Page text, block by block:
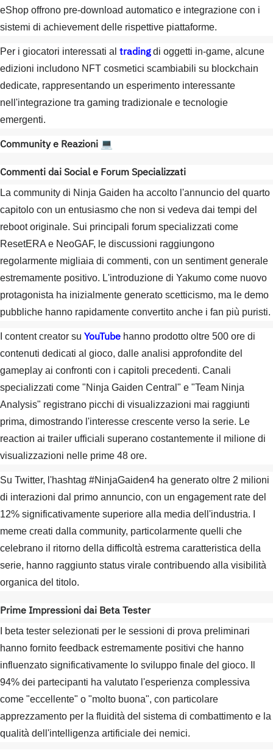
eShop offrono pre-download automatico e integrazione con i
sistemi di achievement delle rispettive piattaforme.
Per i giocatori interessati al tradingdi oggetti in-game, alcune
edizioni includono NFT cosmetici scambiabili su blockchain
dedicate, rappresentando un esperimento interessante
nell'integrazione tra gaming tradizionale e tecnologie
emergenti.
Community e Reazioni 💻
Commenti dai Social e Forum Specializzati
La community di Ninja Gaiden ha accolto l'annuncio del quarto
capitolo con un entusiasmo che non si vedeva dai tempi del
reboot originale. Sui principali forum specializzati come
ResetERA e NeoGAF, le discussioni raggiungono
regolarmente migliaia di commenti, con un sentiment generale
estremamente positivo. L'introduzione di Yakumo come nuovo
protagonista ha inizialmente generato scetticismo, ma le demo
pubbliche hanno rapidamente convertito anche i fan più puristi.
I content creator su YouTube hanno prodotto oltre 500 ore di
contenuti dedicati al gioco, dalle analisi approfondite del
gameplay ai confronti con i capitoli precedenti. Canali
specializzati come "Ninja Gaiden Central" e "Team Ninja
Analysis" registrano picchi di visualizzazioni mai raggiunti
prima, dimostrando l'interesse crescente verso la serie. Le
reaction ai trailer ufficiali superano costantemente il milione di
visualizzazioni nelle prime 48 ore.
Su Twitter, l'hashtag #NinjaGaiden4 ha generato oltre 2 milioni
di interazioni dal primo annuncio, con un engagement rate del
12% significativamente superiore alla media dell'industria. I
meme creati dalla community, particolarmente quelli che
celebrano il ritorno della difficoltà estrema caratteristica della
serie, hanno raggiunto status virale contribuendo alla visibilità
organica del titolo.
Prime Impressioni dai Beta Tester
I beta tester selezionati per le sessioni di prova preliminari
hanno fornito feedback estremamente positivi che hanno
influenzato significativamente lo sviluppo finale del gioco. Il
94% dei partecipanti ha valutato l'esperienza complessiva
come "eccellente" o "molto buona", con particolare
apprezzamento per la fluidità del sistema di combattimento e la
qualità dell'intelligenza artificiale dei nemici.